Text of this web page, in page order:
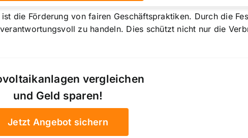
die Förderung von fairen Geschäftspraktiken. Durch die
zu handeln. Dies schützt nicht nur die
vergleichen
und Geld sparen!
Jetzt Angebot sichern